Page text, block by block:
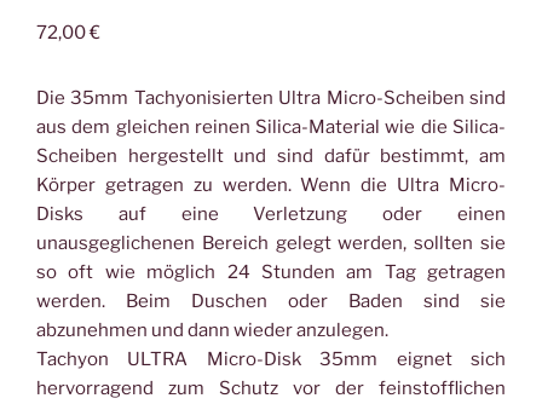
72,00€
Die 35mm Tachyonisierten Ultra Micro-Scheiben sind
aus dem gleichen reinen Silica-Material wie die Silica-
Scheiben hergestellt und sind dafür bestimmt, am
Körper getragen zu werden. Wenn die Ultra Micro-
Disks auf eine Verletzung oder einen
unausgeglichenen Bereich gelegt werden, sollten sie
so oft wie möglich 24 Stunden am Tag getragen
werden. Beim Duschen oder Baden sind sie
abzunehmen und dann wieder anzulegen.
Tachyon ULTRA Micro-Disk 35mm eignet sich
hervorragend zum Schutz vor der feinstofflichen